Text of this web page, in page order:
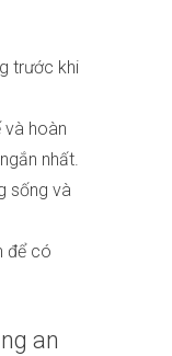
trước khi
hoàn
nhất.
sống và
để có
an